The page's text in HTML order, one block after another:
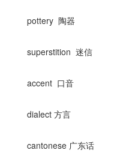
pottery 陶器
superstition 迷信
accent 口音
dialect 方言
cantonese 广东话